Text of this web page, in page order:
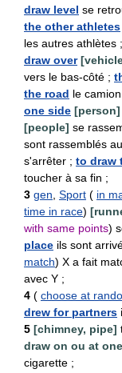
draw level se
the other athletes
les autres athlètes
draw over
vers le bas-côté ;
the road le
one side [person]
[people] se
sont rassemblés
s'arrêter ; to draw
toucher à sa fin ;
3 gen Sport ( in
time in race)
with same points)
place ils sont
match) X a fait
avec Y ;
4 ( choose at
drew for partners
5 [chimney, pipe]
draw on ou at
cigarette ;